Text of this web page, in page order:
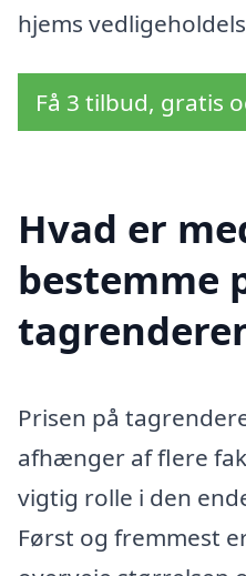
hjems
Få 3 tilbud, gratis
Hvad er
bestemme
Prisen på
afhænger af flere
vigtig rolle i den
Først og fremmest